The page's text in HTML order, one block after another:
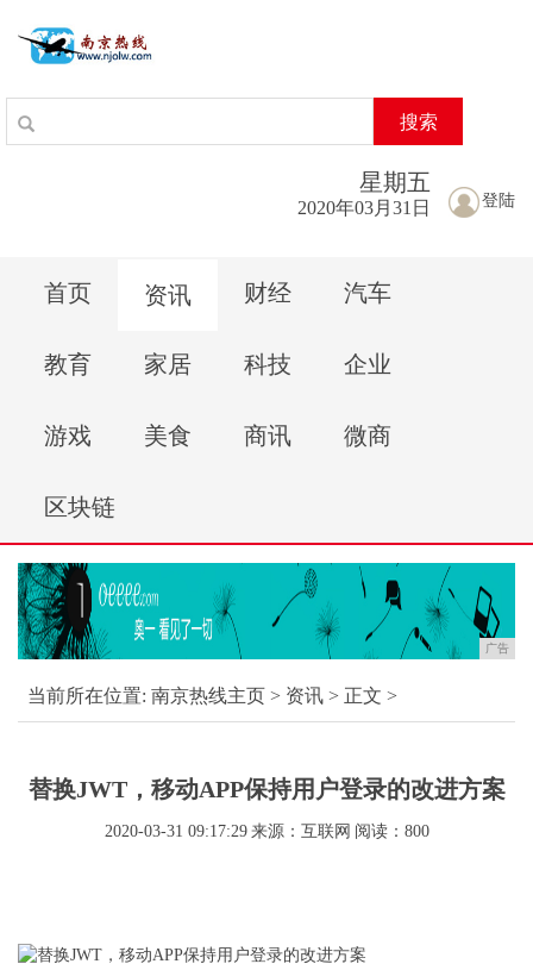
搜索
登陆
星期五
2020年03月31日
首页 资讯 财经 汽车
教育 家居 科技 企业
游戏 美食 商讯 微商
区块链
广告
当前所在位置: 南京热线主页 > 资讯 > 正文 >
替换JWT，移动APP保持用户登录的改进方案
2020-03-31 09:17:29 来源：互联网 阅读：800